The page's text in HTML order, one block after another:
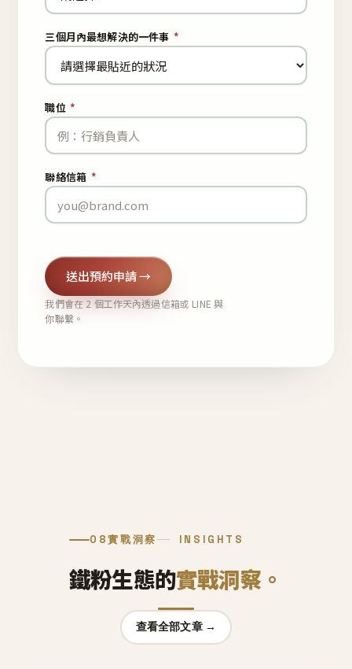
三個月內最想解決的一件事 *
職位 *
聯絡信箱 *
送出預約申請 →
我們會在 2 個工作天內透過信箱或 LINE 與
你聯繫。
08實戰洞察 INSIGHTS
鐵粉生態的實戰洞察。
查看全部文章 →